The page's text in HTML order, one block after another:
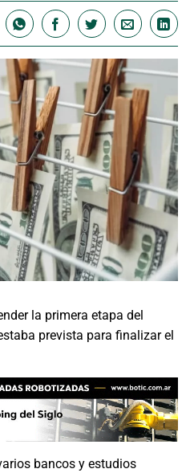
la primera etapa del
prevista para finalizar el
bancos y estudios